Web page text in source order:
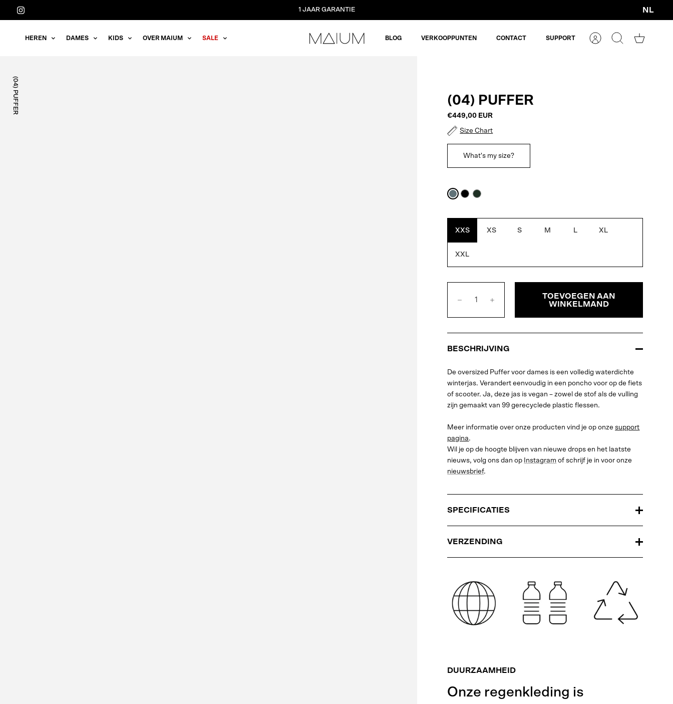
Meteen
1 JAAR GARANTIE
Valuta
NL
HEREN DAMES KIDS OVER MAIUM SALE BLOG VERKOOPPUNTEN CONTACT SUPPORT
AccountZoeken
(04) PUFFER (04) PUFFER
€449,00 EUR
Size Chart
What's my size?
DarkBlackDark
XXS XS S M L XL
XXL
TOEVOEGEN AAN
WINKELMAND
BESCHRIJVING
De oversized Puffer voor dames is een volledig waterdichte
winterjas. Verandert eenvoudig in een poncho voor op de fiets
of scooter. Ja, deze jas is vegan – zowel de stof als de vulling
zijn gemaakt van 99 gerecyclede plastic flessen.
Meer informatie over onze producten vind je op onzesupport
pagina.
Wil je op de hoogte blijven van nieuwe drops en het laatste
nieuws, volg ons dan op Instagram of schrijf je in voor onze
nieuwsbrief.
SPECIFICATIES
VERZENDING
DUURZAAMHEID
Onze regenkleding is